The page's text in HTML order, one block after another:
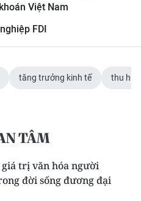
Việt Nam
FDI
tăng trưởng kinh tế thu hút
TÂM
trị văn hóa người
đời sống đương đại